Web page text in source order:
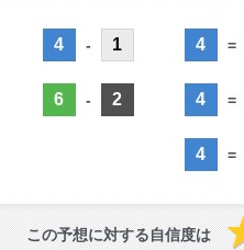
4 - 1
6 - 2
4 =
4 =
4 =
この予想に対する自信度は